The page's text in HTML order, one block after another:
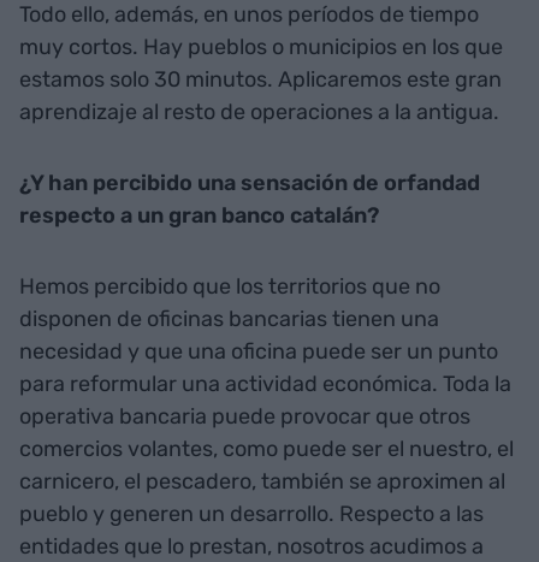
Todo ello, además, en unos períodos de tiempo
muy cortos. Hay pueblos o municipios en los que
estamos solo 30 minutos. Aplicaremos este gran
aprendizaje al resto de operaciones a la antigua.
¿Y han percibido una sensación de orfandad
respecto a un gran banco catalán?
Hemos percibido que los territorios que no
disponen de oficinas bancarias tienen una
necesidad y que una oficina puede ser un punto
para reformular una actividad económica. Toda la
operativa bancaria puede provocar que otros
comercios volantes, como puede ser el nuestro, el
carnicero, el pescadero, también se aproximen al
pueblo y generen un desarrollo. Respecto a las
entidades que lo prestan, nosotros acudimos a